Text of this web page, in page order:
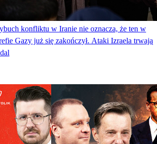
konfliktu w Iranie nie oznacza, że ten w
Gazy już się zakończył. Ataki Izraela trwają